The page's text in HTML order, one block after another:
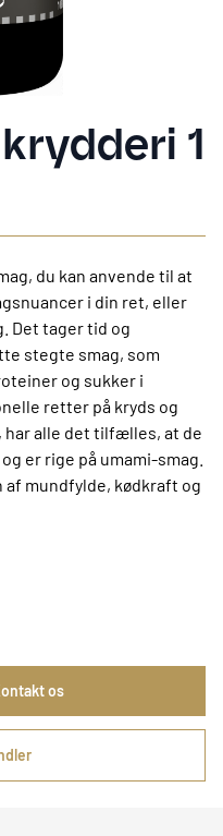
1
du kan anvende til at
i din ret, eller
Det tager tid og
stegte smag, som
og sukker i
retter på kryds og
alle det tilfælles, at de
er rige på umami-smag.
af mundfylde, kødkraft og
os